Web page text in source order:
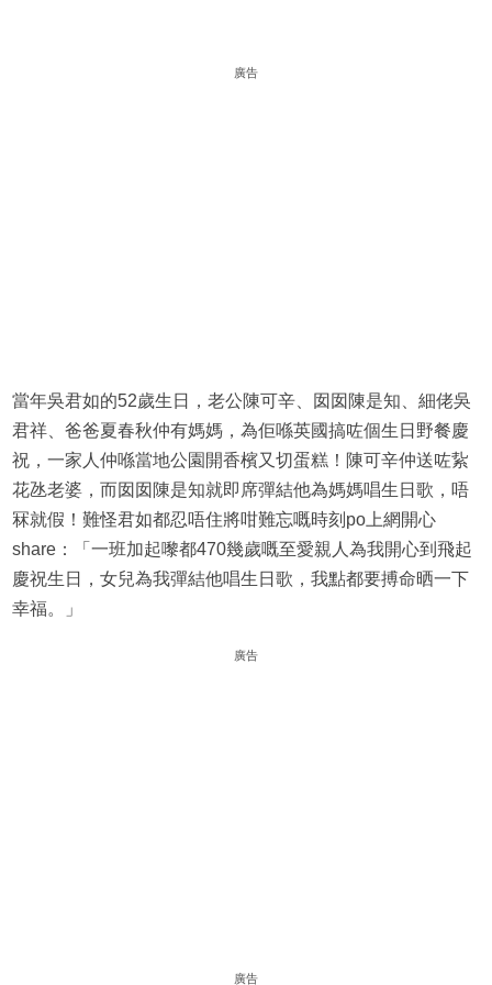
廣告
當年吳君如的52歲生日，老公陳可辛、囡囡陳是知、細佬吳
君祥、爸爸夏春秋仲有媽媽，為佢喺英國搞咗個生日野餐慶
祝，一家人仲喺當地公園開香檳又切蛋糕！陳可辛仲送咗紥
花氹老婆，而囡囡陳是知就即席彈結他為媽媽唱生日歌，唔
冧就假！難怪君如都忍唔住將咁難忘嘅時刻po上網開心
share：「一班加起嚟都470幾歲嘅至愛親人為我開心到飛起
慶祝生日，女兒為我彈結他唱生日歌，我點都要搏命晒一下
幸福。」
廣告
廣告